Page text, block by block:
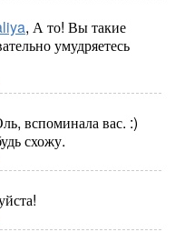
, А то! Вы такие
умудряетесь
вспоминала вас. :)
схожу.